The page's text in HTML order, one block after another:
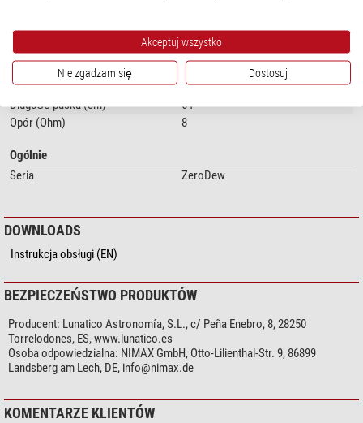
DANE TECHNICZNE
Wydajność
Długość kabla (m)
1
Długość paska (cm)
64
Opór (Ohm)
8
Ogólnie
Seria
ZeroDew
DOWNLOADS
Instrukcja obsługi (EN)
BEZPIECZEŃSTWO PRODUKTÓW
Producent: Lunatico Astronomía, S.L., c/ Peña Enebro, 8, 28250
Torrelodones, ES, www.lunatico.es
Osoba odpowiedzialna: NIMAX GmbH, Otto-Lilienthal-Str. 9, 86899
Landsberg am Lech, DE, info@nimax.de
KOMENTARZE KLIENTÓW
Akceptuj wszystko
Nie zgadzam się Dostosuj